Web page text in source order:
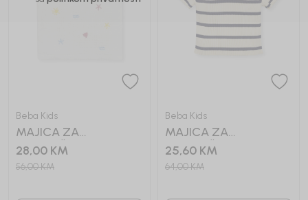
Beba Kids
MAJICA ZA
DJEVOJČICE RAIN
28,00 KM
56,00KM
Beba Kids
MAJICA ZA
DJEVOJČICE SELENA
25,60 KM
64,00KM
Potvrđujem da sam pročitao/la, razumeo/la i da se slažem